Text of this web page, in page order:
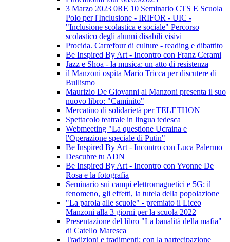
3 Marzo 2023 0RE 10 Seminario CTS E Scuola
Polo per l'Inclusione - IRIFOR - UIC -
"Inclusione scolastica e sociale" Percorso
scolastico degli alunni disabili visivi
Procida. Carrefour di culture - reading e dibattito
Be Inspired By Art - Incontro con Franz Cerami
Jazz e Shoa - la musica: un atto di resistenza
il Manzoni ospita Mario Tricca per discutere di
Bullismo
Maurizio De Giovanni al Manzoni presenta il suo
nuovo libro: "Caminito"
Mercatino di solidarietà per TELETHON
Spettacolo teatrale in lingua tedesca
Webmeeting "La questione Ucraina e
l'Operazione speciale di Putin"
Be Inspired By Art - Incontro con Luca Palermo
Descubre tu ADN
Be Inspired By Art - Incontro con Yvonne De
Rosa e la fotografia
Seminario sui campi elettromagnetici e 5G: il
fenomeno, gli effetti, la tutela della popolazione
"La parola alle scuole" - premiato il Liceo
Manzoni alla 3 giorni per la scuola 2022
Presentazione del libro "La banalità della mafia"
di Catello Maresca
Tradizioni e tradimenti: con la partecipazione